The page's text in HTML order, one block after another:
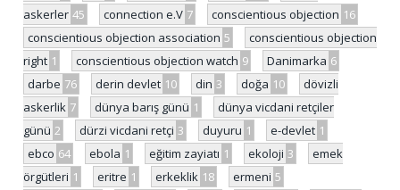
askerler 45 connection e.V 7 conscientious objection 16
conscientious objection association 5
conscientious objection
right 1 conscientious objection watch 9 Danimarka 6
darbe 76 derin devlet 10 din 3 doğa 10
dövizli
askerlik 7 dünya barış günü 1
dünya vicdani retçiler
günü 2 dürzi vicdani retçi 3 duyuru 1 e-devlet 1
ebco 64 ebola 1 eğitim zayiatı 1 ekoloji 3
emek
örgütleri 1 eritre 1 erkeklik 18 ermeni 5